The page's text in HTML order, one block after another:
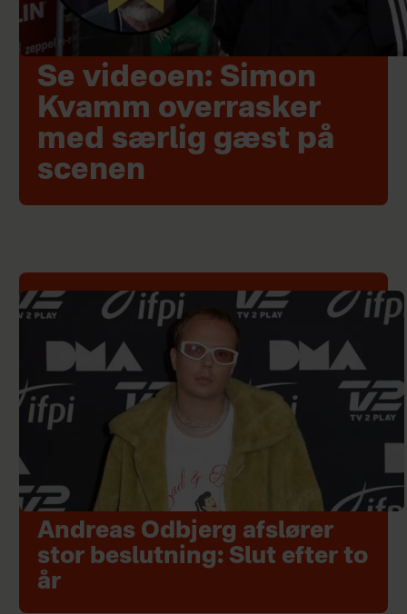
Se videoen: Simon
Kvamm overrasker
med særlig gæst på
scenen
Andreas Odbjerg afslører
stor beslutning: Slut efter to
år